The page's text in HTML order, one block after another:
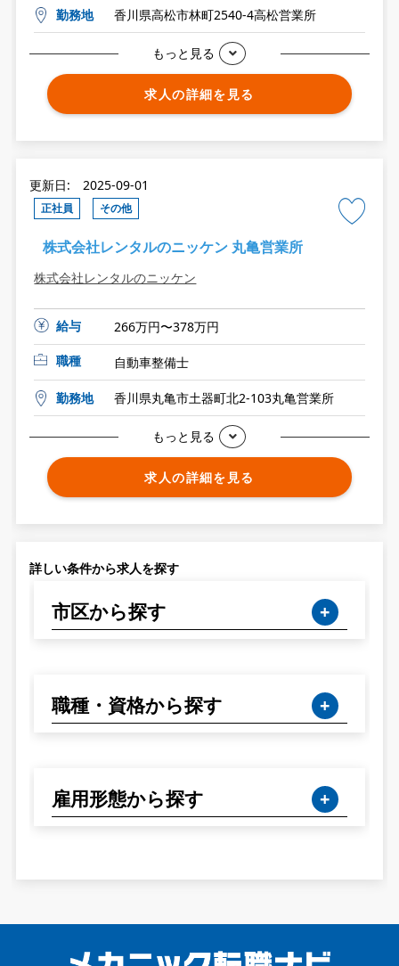
勤務地 香川県高松市林町2540-4高松営業所
もっと見る
求人の詳細を見る
更新日: 2025-09-01
正社員 その他
株式会社レンタルのニッケン 丸亀営業所
株式会社レンタルのニッケン
給与
266万円〜378万円
職種
自動車整備士
勤務地 香川県丸亀市土器町北2-103丸亀営業所
もっと見る
求人の詳細を見る
詳しい条件から求人を探す
市区から探す
職種・資格から探す
雇用形態から探す